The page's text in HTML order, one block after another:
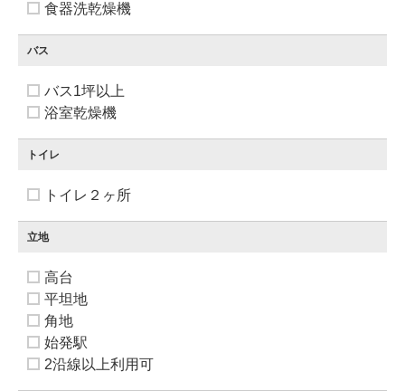
食器洗乾燥機
バス
バス1坪以上
浴室乾燥機
トイレ
トイレ２ヶ所
立地
高台
平坦地
角地
始発駅
2沿線以上利用可